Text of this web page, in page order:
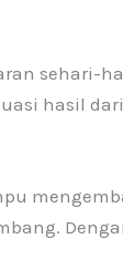
sehari-
hasil